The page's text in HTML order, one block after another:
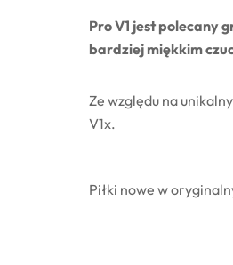
Pro V1 jest polecany
bardziej miękkim
Ze względu na
V1x.
Piłki nowe w